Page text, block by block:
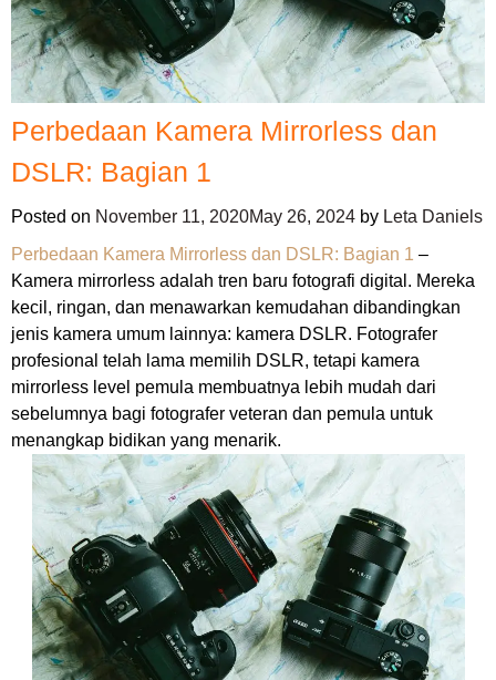
Perbedaan Kamera Mirrorless dan
DSLR: Bagian 1
Posted on November 11, 2020May 26, 2024 by Leta Daniels
Perbedaan Kamera Mirrorless dan DSLR: Bagian 1 –
Kamera mirrorless adalah tren baru fotografi digital. Mereka
kecil, ringan, dan menawarkan kemudahan dibandingkan
jenis kamera umum lainnya: kamera DSLR. Fotografer
profesional telah lama memilih DSLR, tetapi kamera
mirrorless level pemula membuatnya lebih mudah dari
sebelumnya bagi fotografer veteran dan pemula untuk
menangkap bidikan yang menarik.